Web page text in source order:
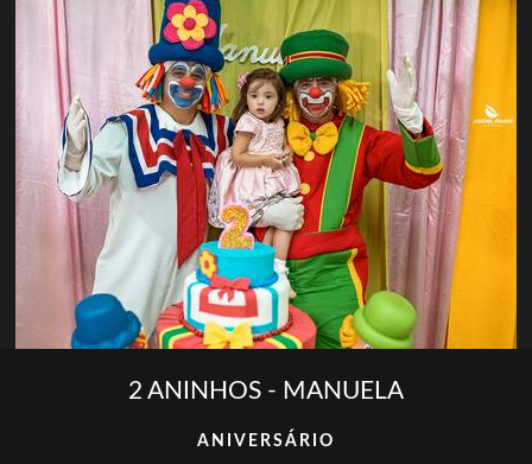
2 ANINHOS - MANUELA
ANIVERSÁRIO